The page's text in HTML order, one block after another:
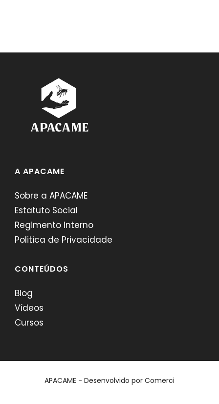
A APACAME
Sobre a APACAME
Estatuto Social
Regimento Interno
Politica de Privacidade
CONTEÚDOS
Blog
Vídeos
Cursos
APACAME - Desenvolvido por Comerci